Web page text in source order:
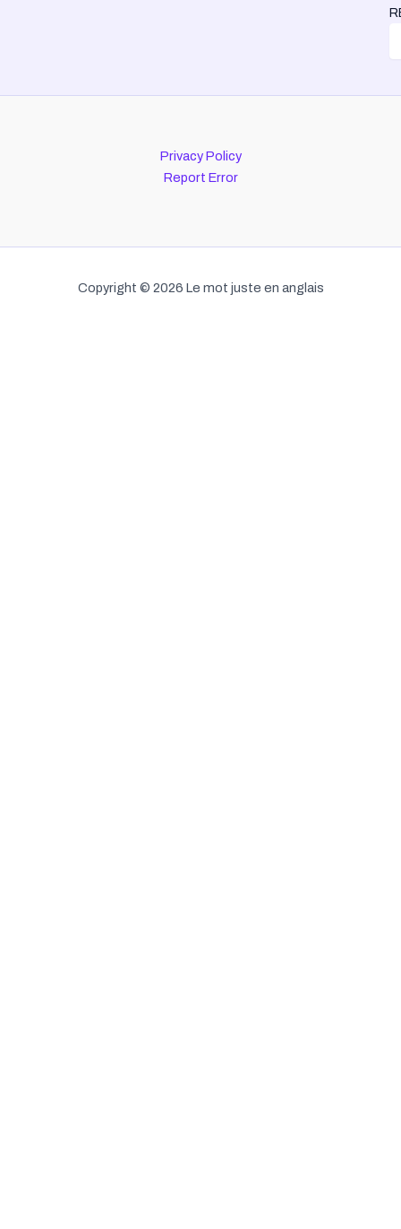
Privacy Policy
Report Error
Copyright © 2026 Le mot juste en anglais